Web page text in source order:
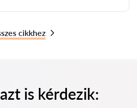
cikkhez
is kérdezik: